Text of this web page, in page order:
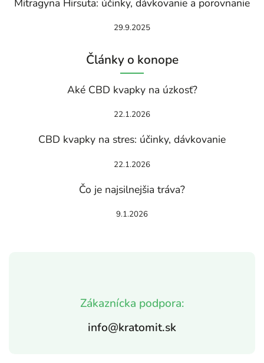
Zákaznícka podpora:
info@kratomit.sk
29.9.2025
Články o konope
Aké CBD kvapky na úzkosť?
22.1.2026
CBD kvapky na stres: účinky, dávkovanie
22.1.2026
Čo je najsilnejšia tráva?
9.1.2026